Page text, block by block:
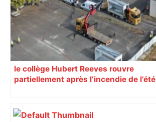
Piquemal, "ce n’est pas un accord de
postes" – ladepeche.fr
le collège Hubert Reeves rouvre
partiellement après l’incendie de l’été